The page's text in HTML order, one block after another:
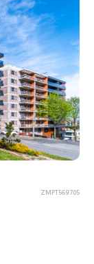
ZMPT569705